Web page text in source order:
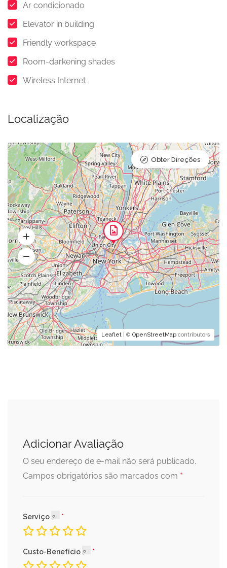
Ar condicionado
Elevator in building
Friendly workspace
Room-darkening shades
Wireless Internet
Localização
Leaflet | © OpenStreetMap contributors
Obter Direções
Adicionar Avaliação
O seu endereço de e-mail não será publicado.
Campos obrigatórios são marcados com *
Serviço
Custo-Benefício